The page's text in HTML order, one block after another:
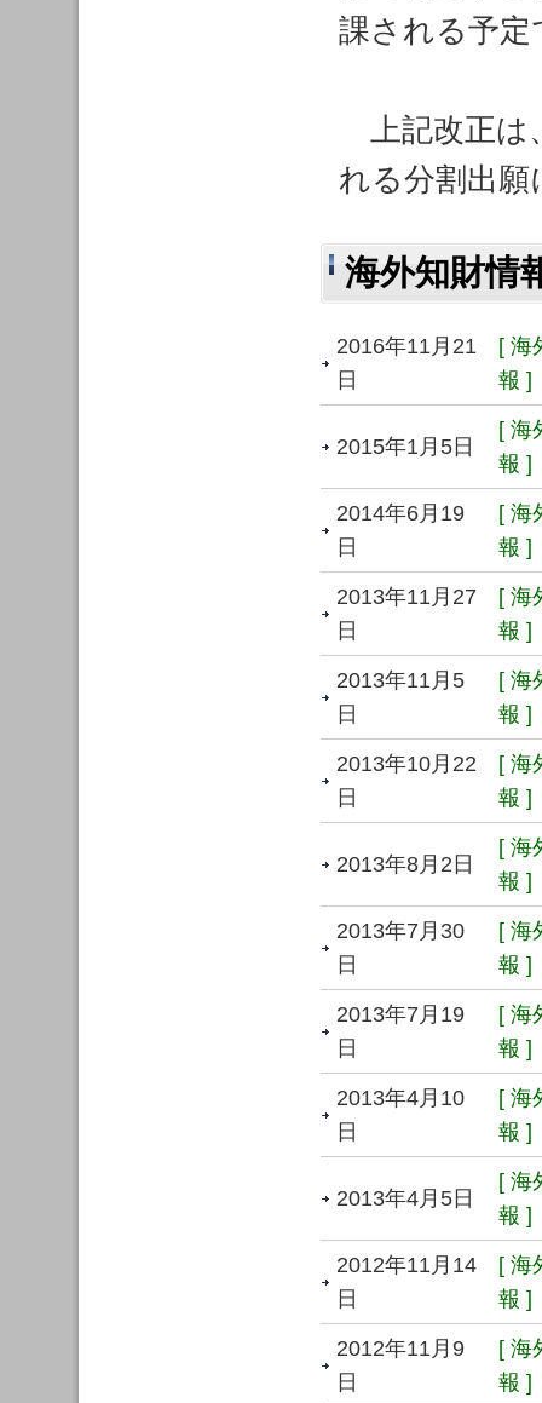
課される予定
上記改正は
れる分割出
海外知財情
2016年11月21
日
[ 海
報 ]
2015年1月5日
[ 海
報 ]
2014年6月19
日
[ 海
報 ]
2013年11月27
日
[ 海
報 ]
2013年11月5
日
[ 海
報 ]
2013年10月22
日
[ 海
報 ]
2013年8月2日
[ 海
報 ]
2013年7月30
日
[ 海
報 ]
2013年7月19
日
[ 海
報 ]
2013年4月10
日
[ 海
報 ]
2013年4月5日
[ 海
報 ]
2012年11月14
日
[ 海
報 ]
2012年11月9
日
[ 海
報 ]